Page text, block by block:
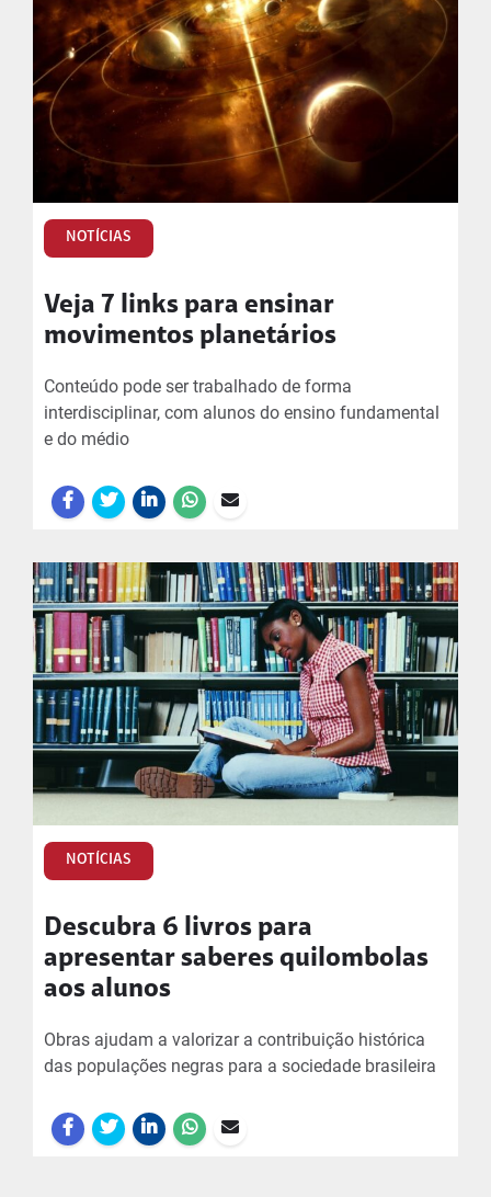
NOTÍCIAS
Veja 7 links para ensinar
movimentos planetários
Conteúdo pode ser trabalhado de forma
interdisciplinar, com alunos do ensino fundamental
e do médio
NOTÍCIAS
Descubra 6 livros para
apresentar saberes quilombolas
aos alunos
Obras ajudam a valorizar a contribuição histórica
das populações negras para a sociedade brasileira